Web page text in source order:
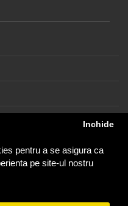
pentru a se asigura ca
pe site-ul nostru
Inchide